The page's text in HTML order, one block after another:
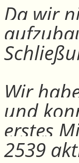
Da wir
Wir
und
erstes
2539